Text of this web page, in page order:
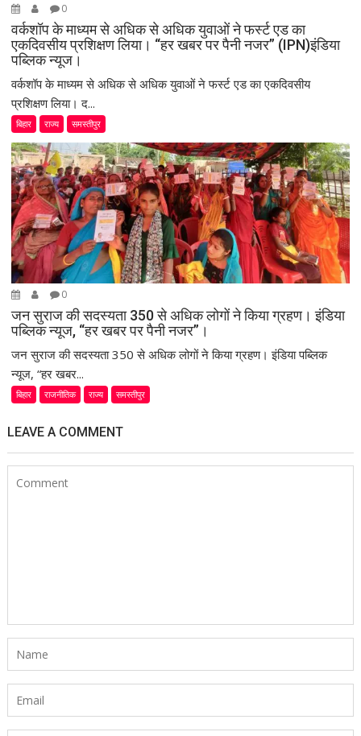
0
वर्कशॉप के माध्यम से अधिक से अधिक युवाओं ने फर्स्ट एड का
एकदिवसीय प्रशिक्षण लिया। “हर खबर पर पैनी नजर” (IPN)इंडिया
पब्लिक न्यूज।
वर्कशॉप के माध्यम से अधिक से अधिक युवाओं ने फर्स्ट एड का एकदिवसीय
प्रशिक्षण लिया। द...
बिहार राज्य समस्तीपुर
0
जन सुराज की सदस्यता 350 से अधिक लोगों ने किया ग्रहण। इंडिया
पब्लिक न्यूज, “हर खबर पर पैनी नजर”।
जन सुराज की सदस्यता 350 से अधिक लोगों ने किया ग्रहण। इंडिया पब्लिक
न्यूज, “हर खबर...
बिहार राजनीतिक राज्य समस्तीपुर
LEAVE A COMMENT